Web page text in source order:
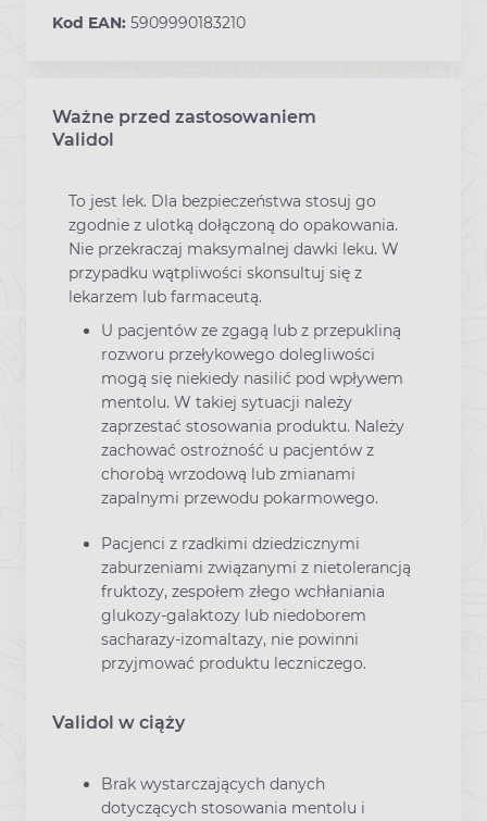
Kod EAN: 5909990183210
Ważne przed zastosowaniem
Ostrzeżenia dotyczące stosowania leku
Validol
To jest lek. Dla bezpieczeństwa stosuj go
zgodnie z ulotką dołączoną do opakowania.
Nie przekraczaj maksymalnej dawki leku. W
przypadku wątpliwości skonsultuj się z
lekarzem lub farmaceutą.
U pacjentów ze zgagą lub z przepukliną
rozworu przełykowego dolegliwości
mogą się niekiedy nasilić pod wpływem
mentolu. W takiej sytuacji należy
zaprzestać stosowania produktu. Należy
zachować ostrożność u pacjentów z
chorobą wrzodową lub zmianami
zapalnymi przewodu pokarmowego.
Pacjenci z rzadkimi dziedzicznymi
zaburzeniami związanymi z nietolerancją
fruktozy, zespołem złego wchłaniania
glukozy-galaktozy lub niedoborem
sacharazy-izomaltazy, nie powinni
przyjmować produktu leczniczego.
Validol w ciąży
Brak wystarczających danych
dotyczących stosowania mentolu i